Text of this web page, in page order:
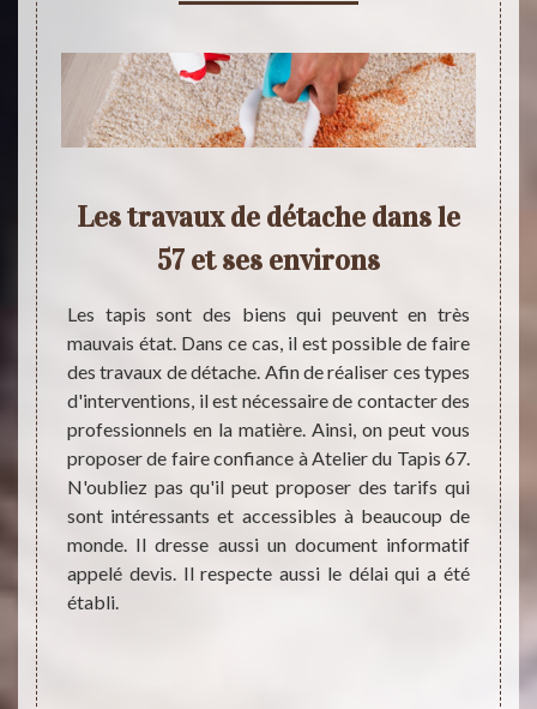
est
Afin
très
des
à
de
Les travaux de détache dans le
57 et ses environs
Les tapis sont des biens qui peuvent en très
mauvais état. Dans ce cas, il est possible de faire
des travaux de détache. Afin de réaliser ces types
d'interventions, il est nécessaire de contacter des
professionnels en la matière. Ainsi, on peut vous
proposer de faire confiance à Atelier du Tapis 67.
N'oubliez pas qu'il peut proposer des tarifs qui
sont intéressants et accessibles à beaucoup de
monde. Il dresse aussi un document informatif
appelé devis. Il respecte aussi le délai qui a été
établi.
Les
les
sont
pas